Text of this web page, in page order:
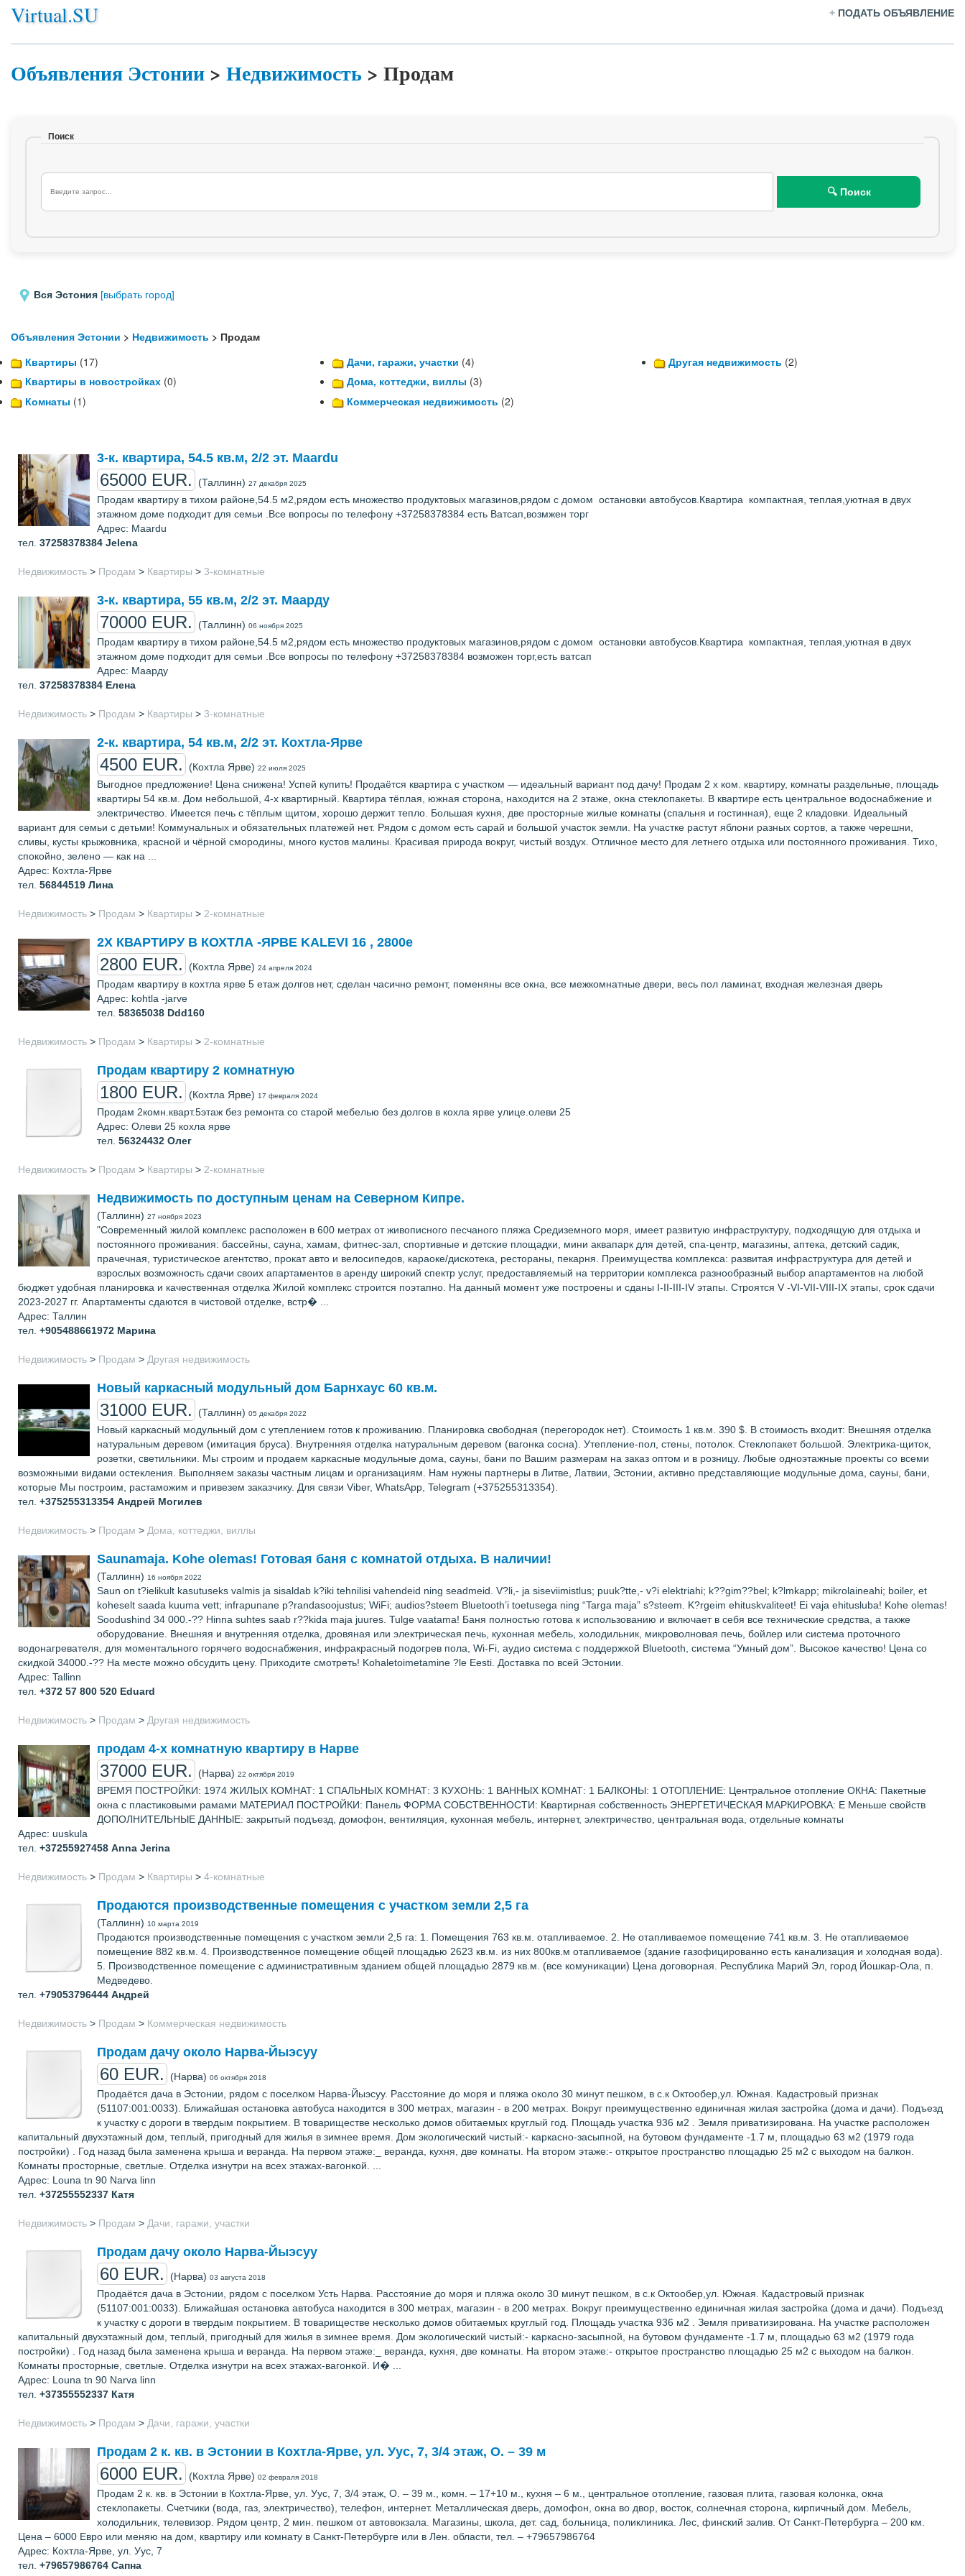
Virtual.SU + ПОДАТЬ ОБЪЯВЛЕНИЕ
Объявления Эстонии> Недвижимость > Продам
Поиск
🔍 Поиск
Вся Эстония [выбрать город]
Объявления Эстонии > Недвижимость > Продам
Квартиры (17)
Квартиры в новостройках (0)
Комнаты (1)
Дачи, гаражи, участки (4)
Дома, коттеджи, виллы (3)
Коммерческая недвижимость (2)
Другая недвижимость (2)
3-к. квартира, 54.5 кв.м, 2/2 эт. Maardu
65000 EUR. (Таллинн) 27 декабря 2025
Продам квартиру в тихом районе,54.5 м2,рядом есть множество продуктовых магазинов,рядом с домом остановки автобусов.Квартира компактная, теплая,уютная в двух
этажном доме подходит для семьи .Все вопросы по телефону +37258378384 есть Ватсап,возмжен торг
Адрес: Maardu
тел. 37258378384 Jelena
Недвижимость > Продам > Квартиры > 3-комнатные
3-к. квартира, 55 кв.м, 2/2 эт. Маарду
70000 EUR. (Таллинн) 06 ноября 2025
Продам квартиру в тихом районе,54.5 м2,рядом есть множество продуктовых магазинов,рядом с домом остановки автобусов.Квартира компактная, теплая,уютная в двух
этажном доме подходит для семьи .Все вопросы по телефону +37258378384 возможен торг,есть ватсап
Адрес: Маарду
тел. 37258378384 Елена
Недвижимость > Продам > Квартиры > 3-комнатные
2-к. квартира, 54 кв.м, 2/2 эт. Кохтла-Ярве
4500 EUR. (Кохтла Ярве) 22 июля 2025
Выгодное предложение! Цена снижена! Успей купить! Продаётся квартира с участком — идеальный вариант под дачу! Продам 2 х ком. квартиру, комнаты раздельные, площадь
квартиры 54 кв.м. Дом небольшой, 4-х квартирный. Квартира тёплая, южная сторона, находится на 2 этаже, окна стеклопакеты. В квартире есть центральное водоснабжение и
электричество. Имеется печь с тёплым щитом, хорошо держит тепло. Большая кухня, две просторные жилые комнаты (спальня и гостинная), еще 2 кладовки. Идеальный
вариант для семьи с детьми! Коммунальных и обязательных платежей нет. Рядом с домом есть сарай и большой участок земли. На участке растут яблони разных сортов, а также черешни,
сливы, кусты крыжовника, красной и чёрной смородины, много кустов малины. Красивая природа вокруг, чистый воздух. Отличное место для летнего отдыха или постоянного проживания. Тихо,
спокойно, зелено — как на ...
Адрес: Кохтла-Ярве
тел. 56844519 Лина
Недвижимость > Продам > Квартиры > 2-комнатные
2Х КВАРТИРУ В КОХТЛА -ЯРВЕ KALEVI 16 , 2800e
2800 EUR. (Кохтла Ярве) 24 апреля 2024
Продам квартиру в кохтла ярве 5 етаж долгов нет, сделан часично ремонт, поменяны все окна, все межкомнатные двери, весь пол ламинат, входная железная дверь
Адрес: kohtla -jarve
тел. 58365038 Ddd160
Недвижимость > Продам > Квартиры > 2-комнатные
Продам квартиру 2 комнатную
1800 EUR. (Кохтла Ярве) 17 февраля 2024
Продам 2комн.кварт.5этаж без ремонта со старой мебелью без долгов в кохла ярве улице.олеви 25
Адрес: Олеви 25 кохла ярве
тел. 56324432 Олег
Недвижимость > Продам > Квартиры > 2-комнатные
Недвижимость по доступным ценам на Северном Кипре.
(Таллинн) 27 ноября 2023
"Современный жилой комплекс расположен в 600 метрах от живописного песчаного пляжа Средиземного моря, имеет развитую инфраструктуру, подходящую для отдыха и
постоянного проживания: бассейны, сауна, хамам, фитнес-зал, спортивные и детские площадки, мини аквапарк для детей, спа-центр, магазины, аптека, детский садик,
прачечная, туристическое агентство, прокат авто и велосипедов, караоке/дискотека, рестораны, пекарня. Преимущества комплекса: развитая инфраструктура для детей и
взрослых возможность сдачи своих апартаментов в аренду широкий спектр услуг, предоставляемый на территории комплекса разнообразный выбор апартаментов на любой
бюджет удобная планировка и качественная отделка Жилой комплекс строится поэтапно. На данный момент уже построены и сданы I-II-III-IV этапы. Строятся V -VI-VII-VIII-IX этапы, срок сдачи
2023-2027 гг. Апартаменты сдаются в чистовой отделке, встр� ...
Адрес: Таллин
тел. +905488661972 Марина
Недвижимость > Продам > Другая недвижимость
Новый каркасный модульный дом Барнхаус 60 кв.м.
31000 EUR. (Таллинн) 05 декабря 2022
Новый каркасный модульный дом с утеплением готов к проживанию. Планировка свободная (перегородок нет). Стоимость 1 кв.м. 390 $. В стоимость входит: Внешняя отделка
натуральным деревом (имитация бруса). Внутренняя отделка натуральным деревом (вагонка сосна). Утепление-пол, стены, потолок. Стеклопакет большой. Электрика-щиток,
розетки, светильники. Мы строим и продаем каркасные модульные дома, сауны, бани по Вашим размерам на заказ оптом и в розницу. Любые одноэтажные проекты cо всеми
возможными видами остекления. Выполняем заказы частным лицам и организациям. Нам нужны партнеры в Литве, Латвии, Эстонии, активно представляющие модульные дома, сауны, бани,
которые Мы построим, растаможим и привезем заказчику. Для связи Viber, WhatsApp, Telegram (+375255313354).
тел. +375255313354 Андрей Могилев
Недвижимость > Продам > Дома, коттеджи, виллы
Saunamaja. Kohe olemas! Готовая баня с комнатой отдыха. В наличии!
(Таллинн) 16 ноября 2022
Saun on t?ielikult kasutuseks valmis ja sisaldab k?iki tehnilisi vahendeid ning seadmeid. V?li,- ja siseviimistlus; puuk?tte,- v?i elektriahi; k??gim??bel; k?lmkapp; mikrolaineahi; boiler, et
koheselt saada kuuma vett; infrapunane p?randasoojustus; WiFi; audios?steem Bluetooth’i toetusega ning “Targa maja” s?steem. K?rgeim ehituskvaliteet! Ei vaja ehitusluba! Kohe olemas!
Soodushind 34 000.-?? Hinna suhtes saab r??kida maja juures. Tulge vaatama! Баня полностью готова к использованию и включает в себя все технические средства, а также
оборудование. Внешняя и внутренняя отделка, дровяная или электрическая печь, кухонная мебель, холодильник, микроволновая печь, бойлер или система проточного
водонагревателя, для моментального горячего водоснабжения, инфракрасный подогрев пола, Wi-Fi, аудио система с поддержкой Bluetooth, система “Умный дом”. Высокое качество! Цена со
скидкой 34000.-?? На месте можно обсудить цену. Приходите смотреть! Kohaletoimetamine ?le Eesti. Доставка по всей Эстонии.
Адрес: Tallinn
тел. +372 57 800 520 Eduard
Недвижимость > Продам > Другая недвижимость
продам 4-х комнатную квартиру в Нарве
37000 EUR. (Нарва) 22 октября 2019
ВРЕМЯ ПОСТРОЙКИ: 1974 ЖИЛЫХ КОМНАТ: 1 СПАЛЬНЫХ КОМНАТ: 3 КУХОНЬ: 1 ВАННЫХ КОМНАТ: 1 БАЛКОНЫ: 1 ОТОПЛЕНИЕ: Центральное отопление ОКНА: Пакетные
окна с пластиковыми рамами МАТЕРИАЛ ПОСТРОЙКИ: Панель ФОРМА СОБСТВЕННОСТИ: Квартирная собственность ЭНЕРГЕТИЧЕСКАЯ МАРКИРОВКА: E Меньше свойств
ДОПОЛНИТЕЛЬНЫЕ ДАННЫЕ: закрытый подъезд, домофон, вентиляция, кухонная мебель, интернет, электричество, центральная вода, отдельные комнаты
Адрес: uuskula
тел. +37255927458 Anna Jerina
Недвижимость > Продам > Квартиры > 4-комнатные
Продаются производственные помещения с участком земли 2,5 га
(Таллинн) 10 марта 2019
Продаются производственные помещения с участком земли 2,5 га: 1. Помещения 763 кв.м. отапливаемое. 2. Не отапливаемое помещение 741 кв.м. 3. Не отапливаемое
помещение 882 кв.м. 4. Производственное помещение общей площадью 2623 кв.м. из них 800кв.м отапливаемое (здание газофицированно есть канализация и холодная вода).
5. Производственное помещение с административным зданием общей площадью 2879 кв.м. (все комуникации) Цена договорная. Республика Марий Эл, город Йошкар-Ола, п.
Медведево.
тел. +79053796444 Андрей
Недвижимость > Продам > Коммерческая недвижимость
Продам дачу около Нарва-Йыэсуу
60 EUR. (Нарва) 06 октября 2018
Продаётся дача в Эстонии, рядом с поселком Нарва-Йыэсуу. Расстояние до моря и пляжа около 30 минут пешком, в с.к Октообер,ул. Южная. Кадастровый признак
(51107:001:0033). Ближайшая остановка автобуса находится в 300 метрах, магазин - в 200 метрах. Вокруг преимущественно единичная жилая застройка (дома и дачи). Подъезд
к участку с дороги в твердым покрытием. В товариществе несколько домов обитаемых круглый год. Площадь участка 936 м2 . Земля приватизирована. На участке расположен
капитальный двухэтажный дом, теплый, пригодный для жилья в зимнее время. Дом экологический чистый:- каркасно-засыпной, на бутовом фундаменте -1.7 м, площадью 63 м2 (1979 года
постройки) . Год назад была заменена крыша и веранда. На первом этаже:_ веранда, кухня, две комнаты. На втором этаже:- открытое пространство площадью 25 м2 с выходом на балкон.
Комнаты просторные, светлые. Отделка изнутри на всех этажах-вагонкой. ...
Адрес: Louna tn 90 Narva linn
тел. +37255552337 Катя
Недвижимость > Продам > Дачи, гаражи, участки
Продам дачу около Нарва-Йыэсуу
60 EUR. (Нарва) 03 августа 2018
Продаётся дача в Эстонии, рядом с поселком Усть Нарва. Расстояние до моря и пляжа около 30 минут пешком, в с.к Октообер,ул. Южная. Кадастровый признак
(51107:001:0033). Ближайшая остановка автобуса находится в 300 метрах, магазин - в 200 метрах. Вокруг преимущественно единичная жилая застройка (дома и дачи). Подъезд
к участку с дороги в твердым покрытием. В товариществе несколько домов обитаемых круглый год. Площадь участка 936 м2 . Земля приватизирована. На участке расположен
капитальный двухэтажный дом, теплый, пригодный для жилья в зимнее время. Дом экологический чистый:- каркасно-засыпной, на бутовом фундаменте -1.7 м, площадью 63 м2 (1979 года
постройки) . Год назад была заменена крыша и веранда. На первом этаже:_ веранда, кухня, две комнаты. На втором этаже:- открытое пространство площадью 25 м2 с выходом на балкон.
Комнаты просторные, светлые. Отделка изнутри на всех этажах-вагонкой. И� ...
Адрес: Louna tn 90 Narva linn
тел. +37355552337 Катя
Недвижимость > Продам > Дачи, гаражи, участки
Продам 2 к. кв. в Эстонии в Кохтла-Ярве, ул. Уус, 7, 3/4 этаж, О. – 39 м
6000 EUR. (Кохтла Ярве) 02 февраля 2018
Продам 2 к. кв. в Эстонии в Кохтла-Ярве, ул. Уус, 7, 3/4 этаж, О. – 39 м., комн. – 17+10 м., кухня – 6 м., центральное отопление, газовая плита, газовая колонка, окна
стеклопакеты. Счетчики (вода, газ, электричество), телефон, интернет. Металлическая дверь, домофон, окна во двор, восток, солнечная сторона, кирпичный дом. Мебель,
холодильник, телевизор. Рядом центр, 2 мин. пешком от автовокзала. Магазины, школа, дет. сад, больница, поликлиника. Лес, финский залив. От Санкт-Петербурга – 200 км.
Цена – 6000 Евро или меняю на дом, квартиру или комнату в Санкт-Петербурге или в Лен. области, тел. – +79657986764
Адрес: Кохтла-Ярве, ул. Уус, 7
тел. +79657986764 Сапна